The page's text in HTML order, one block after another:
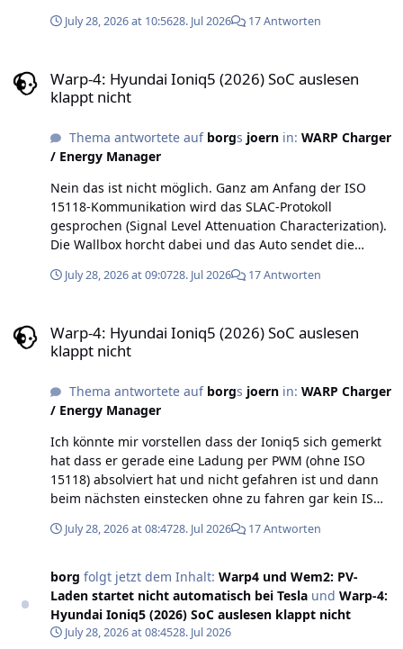
July 28, 2026 at 10:5628. Jul 2026 17 Antworten
Warp-4: Hyundai Ioniq5 (2026) SoC auslesen
klappt nicht
Thema antwortete auf borgs joernin: WARP Charger
/ Energy Manager
Nein das ist nicht möglich. Ganz am Anfang der ISO
15118-Kommunikation wird das SLAC-Protokoll
gesprochen (Signal Level Attenuation Characterization).
Die Wallbox horcht dabei und das Auto sendet die
Ioniq5 heute morgen nichts gesendet hat. Deswegen
July 28, 2026 at 09:0728. Jul 2026 17 Antworten
Warp-4: Hyundai Ioniq5 (2026) SoC auslesen
klappt nicht
Thema antwortete auf borgs joernin: WARP Charger
/ Energy Manager
Ich könnte mir vorstellen dass der Ioniq5 sich gemerkt
hat dass er gerade eine Ladung per PWM (ohne ISO
15118) absolviert hat und nicht gefahren ist und dann
beim nächsten einstecken ohne zu fahren gar kein ISO
July 28, 2026 at 08:4728. Jul 2026 17 Antworten
borg folgt jetzt dem Inhalt: Warp4 und Wem2: PV-
Laden startet nicht automatisch bei Tesla und Warp-4:
Hyundai Ioniq5 (2026) SoC auslesen klappt nicht
July 28, 2026 at 08:4528. Jul 2026